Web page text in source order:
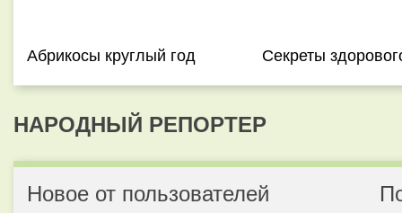
Абрикосы круглый год Секреты
НАРОДНЫЙ РЕПОРТЕР
Новое от пользователей